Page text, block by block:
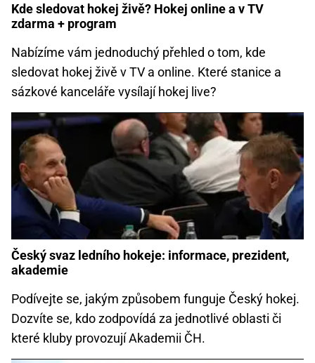
Kde sledovat hokej živě? Hokej online a v TV
zdarma + program
Nabízíme vám jednoduchý přehled o tom, kde
sledovat hokej živě v TV a online. Které stanice a
sázkové kanceláře vysílají hokej live?
Český svaz ledního hokeje: informace, prezident,
akademie
Podívejte se, jakým způsobem funguje Český hokej.
Dozvíte se, kdo zodpovídá za jednotlivé oblasti či
které kluby provozují Akademii ČH.